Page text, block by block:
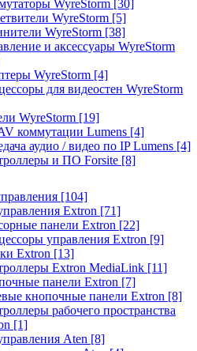
WyreStorm [30]
WyreStorm [5]
WyreStorm [38]
и аксессуары WyreStorm
WyreStorm [4]
для видеостен WyreStorm
WyreStorm [19]
коммутации Lumens [4]
аудио / видео по IP Lumens [4]
и ПО Forsite [8]
[104]
Extron [71]
панели Extron [22]
управления Extron [9]
Extron [13]
Extron MediaLink [11]
панели Extron [7]
кнопочные панели Extron [8]
рабочего пространства
[1]
Aten [8]